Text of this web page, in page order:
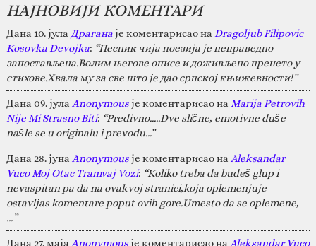
НАЈНОВИЈИ КОМЕНТАРИ
Дана 10. јула Драганаје коментарисао на Dragoljub Filipovic
Kosovka Devojka: “Песник чија поезија је неправедно
запостављена.Волим његове описе и доживљено пренето у
стихове.Хвала му за све што је дао српској књижевности!”
Дана 09. јула Anonymousје коментарисао на Marija Petrovih
Nije Mi Strasno Biti: “Predivno.....Dve slične, emotivne duše
našle se u originalu i prevodu...”
Дана 28. јуна Anonymousје коментарисао на Aleksandar
Vuco Moj Otac Tramvaj Vozi: “Koliko treba da budeš glup i
nevaspitan pa da na ovakvoj stranici,koja oplemenjuje
ostavljas komentare poput ovih gore.Umesto da se oplemene,
…”
Дана 27. маја Anonymousје коментарисао на Aleksandar Vuco